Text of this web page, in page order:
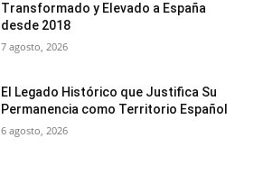
Transformado y Elevado a España
desde 2018
7 agosto, 2026
El Legado Histórico que Justifica Su
Permanencia como Territorio Español
6 agosto, 2026